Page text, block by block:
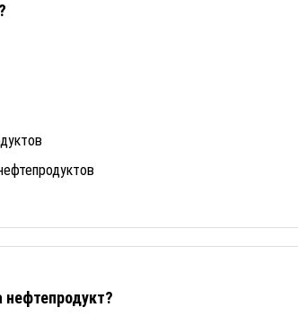
нефтепродукт?